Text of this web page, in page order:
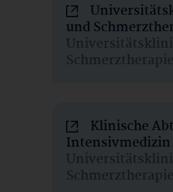
und
Schmerztherapie
Klinische
Intensivmedizin
Schmerztherapie